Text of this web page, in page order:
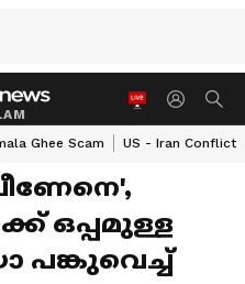
Ghee Scam US - Iran Conflict
ഒപ്പമുള്ള
പങ്കുവെച്ച്